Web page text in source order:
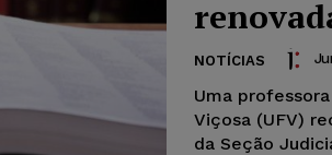
NOTÍCIAS
Uma
Viçosa (UFV)
da Seção